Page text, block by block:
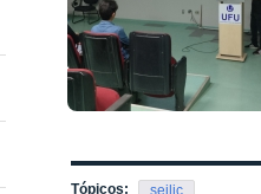
Tópicos: seilic